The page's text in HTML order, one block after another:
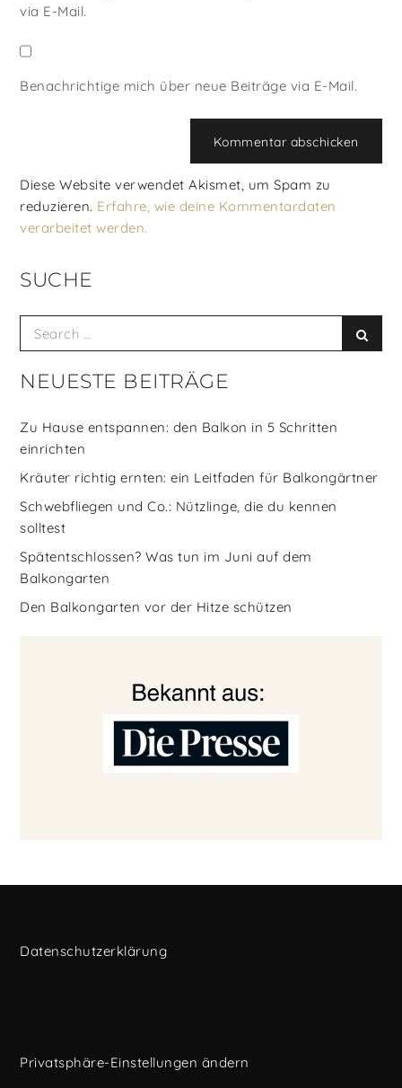
via E-Mail.
Benachrichtige mich über neue Beiträge via E-Mail.
Diese Website verwendet Akismet, um Spam zu
reduzieren. Erfahre, wie deine Kommentardaten
verarbeitet werden.
SUCHE
Search
for:
NEUESTE BEITRÄGE
Zu Hause entspannen: den Balkon in 5 Schritten
einrichten
Kräuter richtig ernten: ein Leitfaden für Balkongärtner
Schwebfliegen und Co.: Nützlinge, die du kennen
solltest
Spätentschlossen? Was tun im Juni auf dem
Balkongarten
Den Balkongarten vor der Hitze schützen
Datenschutzerklärung
Privatsphäre-Einstellungen ändern